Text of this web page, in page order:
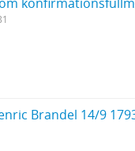
Brandel 14/9